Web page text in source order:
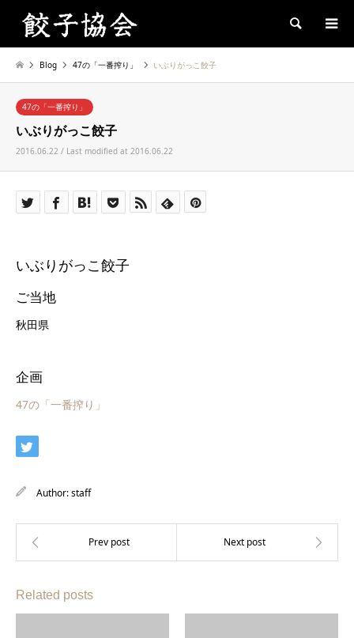
Search
Blog 47の「一番搾り」 いぶりがっこ餃子
47の「一番搾り」
いぶりがっこ餃子
2016.06.22 / Last modified at 2016.06.22
いぶりがっこ餃子
ご当地
秋田県
企画
47の「一番搾り」
Author:staff
Related posts